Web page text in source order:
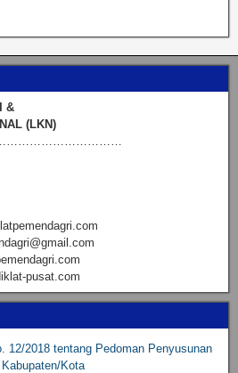
&
(LKN)
pusat.com
12/2018 tentang Pedoman Penyusunan
Kota